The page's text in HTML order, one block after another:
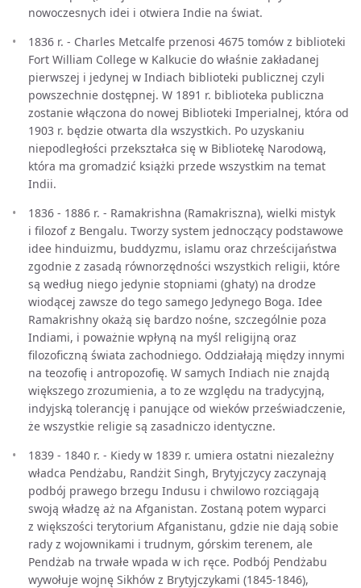
nowoczesnych idei i otwiera Indie na świat.
1836 r. - Charles Metcalfe przenosi 4675 tomów z biblioteki
Fort William College w Kalkucie do właśnie zakładanej
pierwszej i jedynej w Indiach biblioteki publicznej czyli
powszechnie dostępnej. W 1891 r. biblioteka publiczna
zostanie włączona do nowej Biblioteki Imperialnej, która od
1903 r. będzie otwarta dla wszystkich. Po uzyskaniu
niepodległości przekształca się w Bibliotekę Narodową,
która ma gromadzić książki przede wszystkim na temat
Indii.
1836 - 1886 r. - Ramakrishna (Ramakriszna), wielki mistyk
i filozof z Bengalu. Tworzy system jednoczący podstawowe
idee hinduizmu, buddyzmu, islamu oraz chrześcijaństwa
zgodnie z zasadą równorzędności wszystkich religii, które
są według niego jedynie stopniami (ghaty) na drodze
wiodącej zawsze do tego samego Jedynego Boga. Idee
Ramakrishny okażą się bardzo nośne, szczególnie poza
Indiami, i poważnie wpłyną na myśl religijną oraz
filozoficzną świata zachodniego. Oddziałają między innymi
na teozofię i antropozofię. W samych Indiach nie znajdą
większego zrozumienia, a to ze względu na tradycyjną,
indyjską tolerancję i panujące od wieków przeświadczenie,
że wszystkie religie są zasadniczo identyczne.
1839 - 1840 r. - Kiedy w 1839 r. umiera ostatni niezależny
władca Pendżabu, Randżit Singh, Brytyjczycy zaczynają
podbój prawego brzegu Indusu i chwilowo rozciągają
swoją władzę aż na Afganistan. Zostaną potem wyparci
z większości terytorium Afganistanu, gdzie nie dają sobie
rady z wojownikami i trudnym, górskim terenem, ale
Pendżab na trwałe wpada w ich ręce. Podbój Pendżabu
wywołuje wojnę Sikhów z Brytyjczykami (1845-1846),